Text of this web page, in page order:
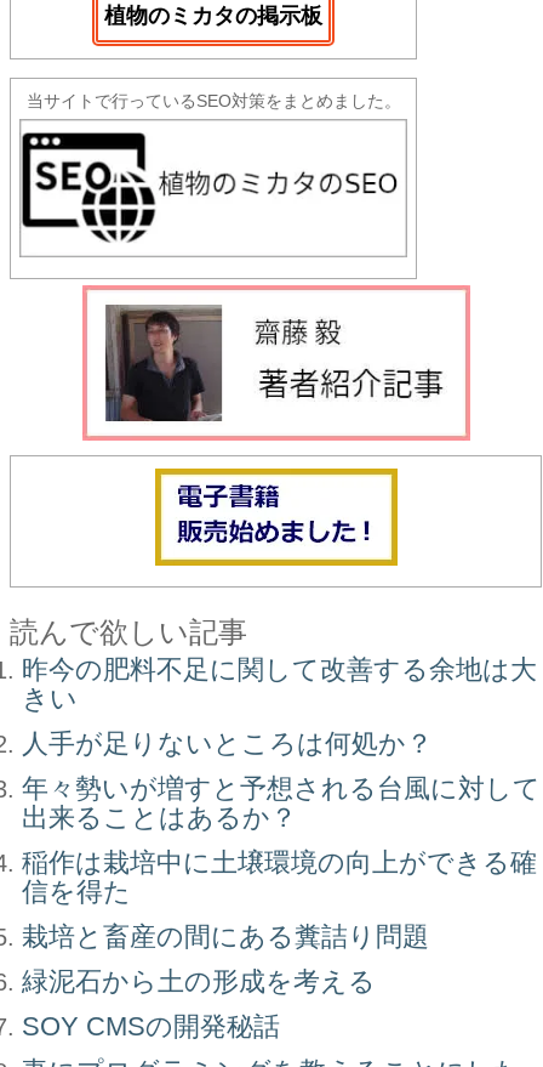
植物のミカタの掲示板
当サイトで行っているSEO対策をまとめました。
読んで欲しい記事
昨今の肥料不足に関して改善する余地は大
きい
人手が足りないところは何処か？
年々勢いが増すと予想される台風に対して
出来ることはあるか？
稲作は栽培中に土壌環境の向上ができる確
信を得た
栽培と畜産の間にある糞詰り問題
緑泥石から土の形成を考える
SOY CMSの開発秘話